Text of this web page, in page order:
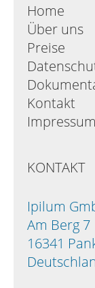
Home
Über uns
Preise
Kontakt
Impressum
KONTAKT
Ipilum
Am Berg 7
16341